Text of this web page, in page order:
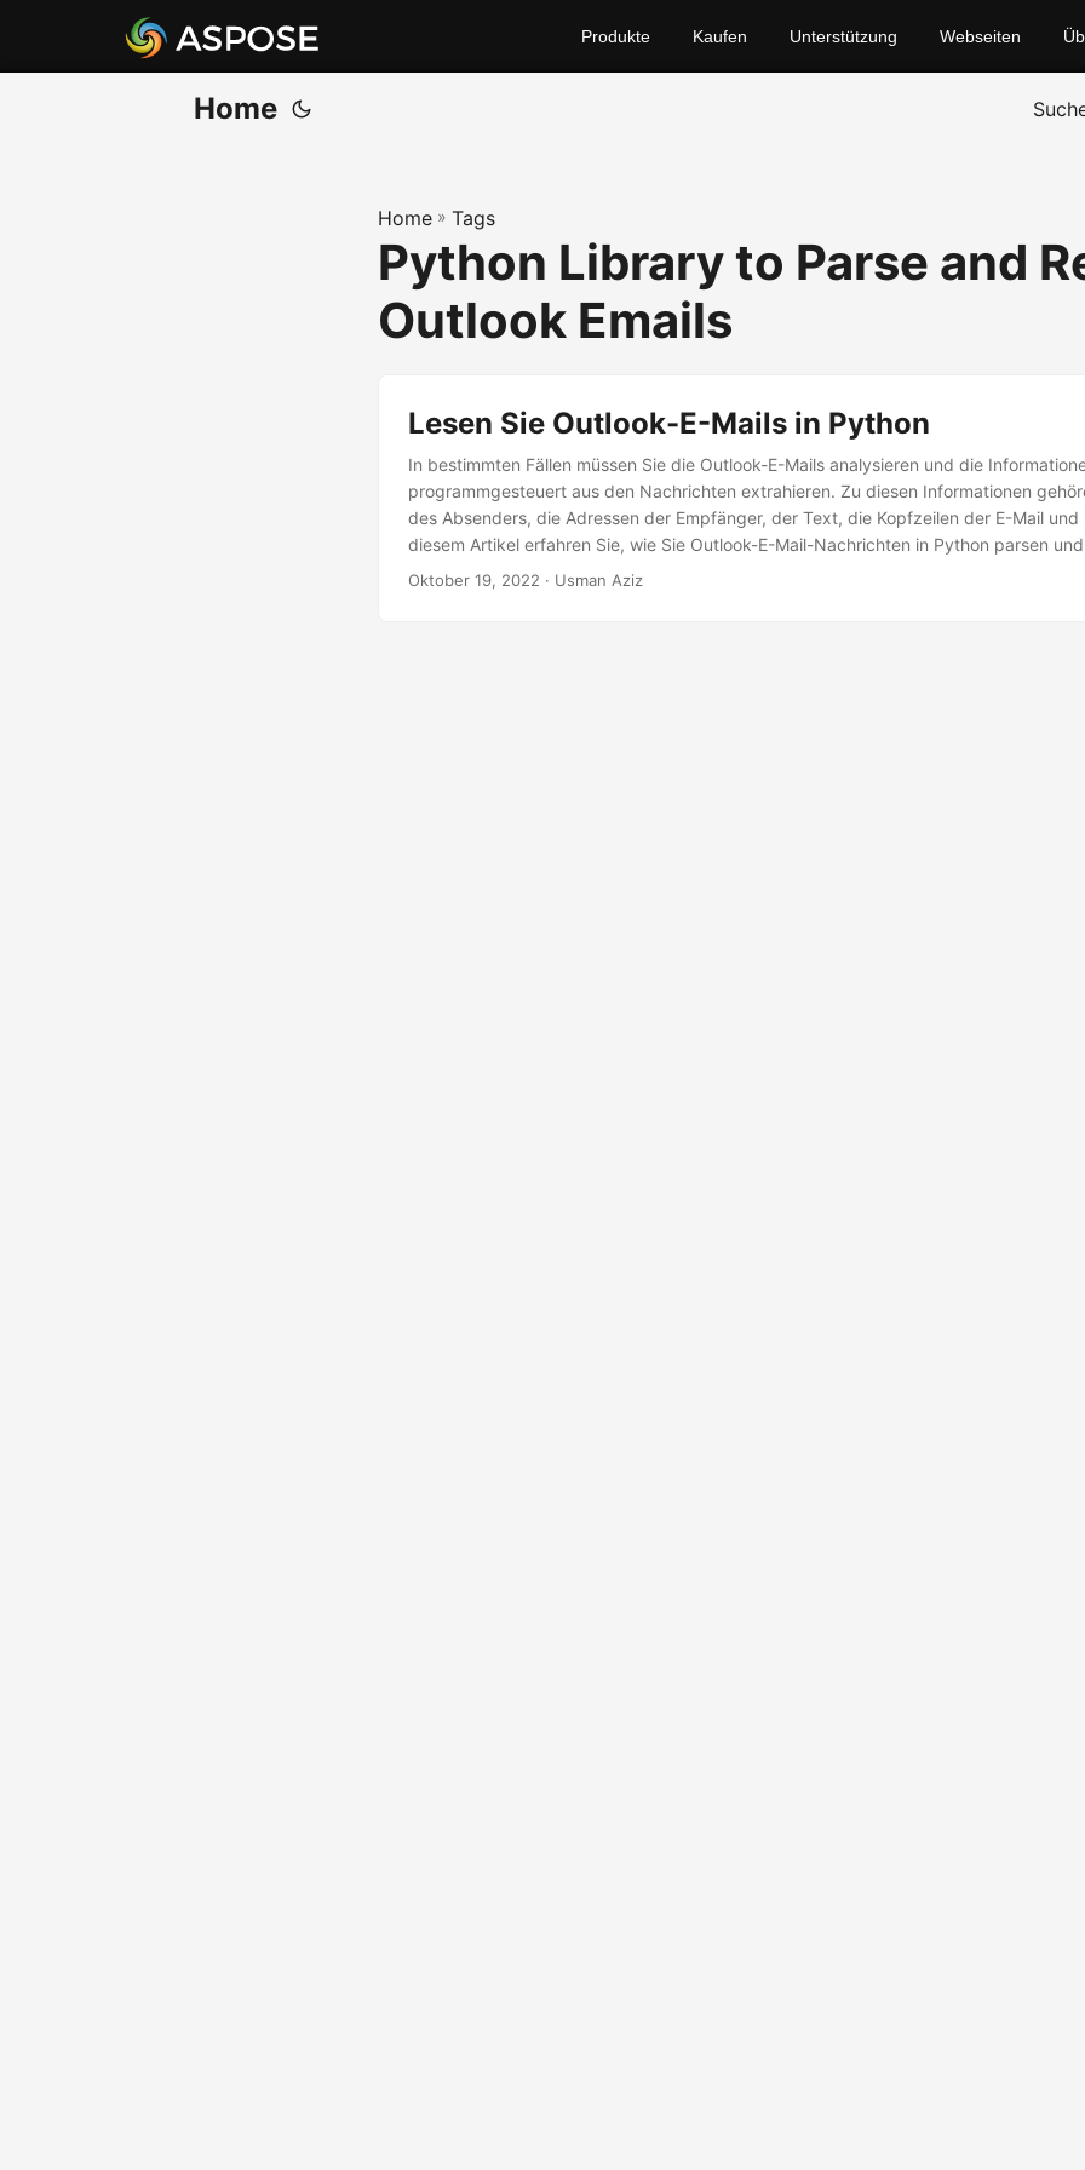
Produkte Kaufen Unterstützung Webseiten
Home
Home » Tags
Python Library to Parse and
Outlook Emails
Lesen Sie Outlook-E-Mails in Python
In bestimmten Fällen müssen Sie die Outlook-E-Mails analysieren und die
programmgesteuert aus den Nachrichten extrahieren. Zu diesen Informationen
des Absenders, die Adressen der Empfänger, der Text, die Kopfzeilen der E-Mail und
diesem Artikel erfahren Sie, wie Sie Outlook-E-Mail-Nachrichten in Python parsen
werden auch zeigen, wie die Kopfzeilen einer E-Mail-Nachricht programmgesteuert
Oktober 19, 2022 · Usman Aziz